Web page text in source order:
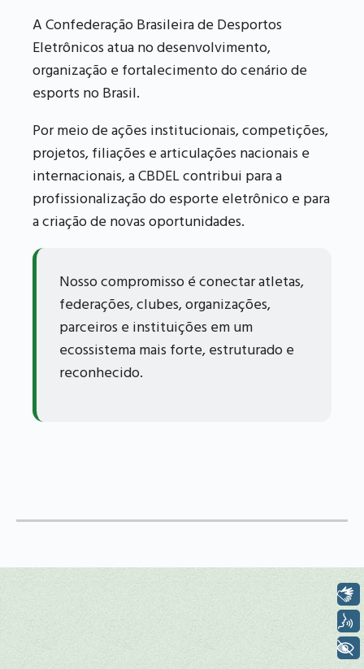
A Confederação Brasileira de Desportos
Eletrônicos atua no desenvolvimento,
organização e fortalecimento do cenário de
esports no Brasil.
Por meio de ações institucionais, competições,
projetos, filiações e articulações nacionais e
internacionais, a CBDEL contribui para a
profissionalização do esporte eletrônico e para
a criação de novas oportunidades.
Nosso compromisso é conectar atletas,
federações, clubes, organizações,
parceiros e instituições em um
ecossistema mais forte, estruturado e
reconhecido.
+ Acessibilidade